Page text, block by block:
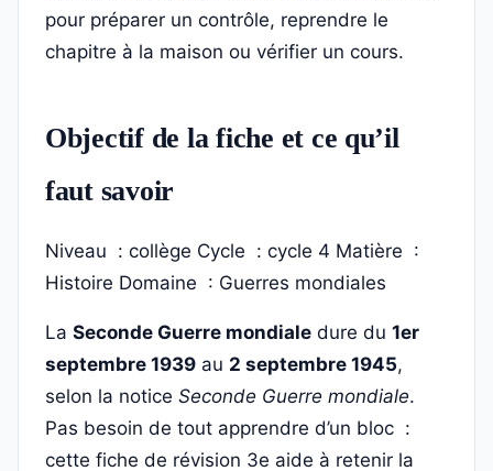
pour préparer un contrôle, reprendre le
chapitre à la maison ou vérifier un cours.
Objectif de la fiche et ce qu’il
faut savoir
Niveau : collège Cycle : cycle 4 Matière :
Histoire Domaine : Guerres mondiales
La Seconde Guerre mondiale dure du 1er
septembre 1939 au 2 septembre 1945,
selon la notice Seconde Guerre mondiale.
Pas besoin de tout apprendre d’un bloc :
cette fiche de révision 3e aide à retenir la